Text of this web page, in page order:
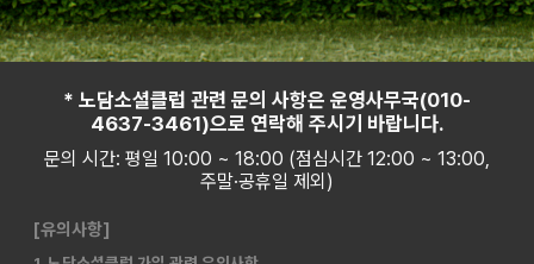
* 노담소셜클럽 관련 문의 사항은 운영사무국(010-
4637-3461)으로 연락해 주시기 바랍니다.
문의 시간: 평일 10:00 ~ 18:00 (점심시간 12:00 ~ 13:00,
주말·공휴일 제외)
[유의사항]